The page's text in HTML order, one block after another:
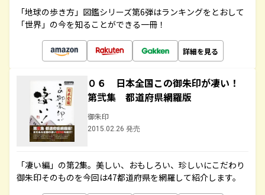
「地球の歩き方」図鑑シリーズ第6弾はランキングをとおして
「世界」の今を知ることができる一冊！
詳細を見る
０６ 日本全国この御朱印が凄い！
第弐集 都道府県網羅版
御朱印
2015.02.26 発売
「凄い編」の第2集。美しい、おもしろい、珍しいにこだわり
御朱印そのものを今回は47都道府県を網羅して紹介します。